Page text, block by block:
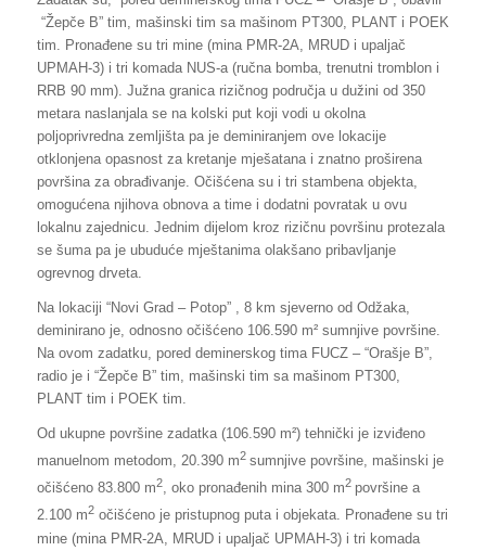
“Žepče B” tim, mašinski tim sa mašinom PT300, PLANT i POEK
tim. Pronađene su tri mine (mina PMR-2A, MRUD i upaljač
UPMAH-3) i tri komada NUS-a (ručna bomba, trenutni tromblon i
RRB 90 mm). Južna granica rizičnog područja u dužini od 350
metara naslanjala se na kolski put koji vodi u okolna
poljoprivredna zemljišta pa je deminiranjem ove lokacije
otklonjena opasnost za kretanje mješatana i znatno proširena
površina za obrađivanje. Očišćena su i tri stambena objekta,
omogućena njihova obnova a time i dodatni povratak u ovu
lokalnu zajednicu. Jednim dijelom kroz rizičnu površinu protezala
se šuma pa je ubuduće mještanima olakšano pribavljanje
ogrevnog drveta.
Na lokaciji “Novi Grad – Potop” , 8 km sjeverno od Odžaka,
deminirano je, odnosno očišćeno 106.590 m² sumnjive površine.
Na ovom zadatku, pored deminerskog tima FUCZ – “Orašje B”,
radio je i “Žepče B” tim, mašinski tim sa mašinom PT300,
PLANT tim i POEK tim.
Od ukupne površine zadatka (106.590 m²) tehnički je izviđeno
manuelnom metodom, 20.390 m2 sumnjive površine, mašinski je
očišćeno 83.800 m2, oko pronađenih mina 300 m2 površine a
2.100 m2očišćeno je pristupnog puta i objekata. Pronađene su tri
mine (mina PMR-2A, MRUD i upaljač UPMAH-3) i tri komada